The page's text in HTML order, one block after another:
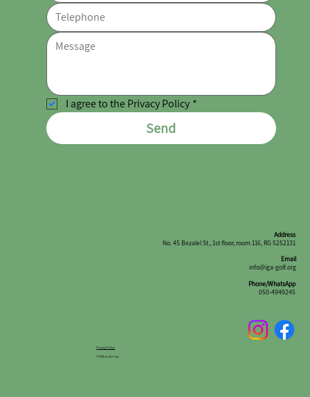
I agree to the Privacy Policy *
Send
Address
No. 45 Bezalel St., 1st floor, room 116, RG 5252131
Email
info@iga-golf.org
Phone/WhatsApp
050-4949245
Privacy Policy
© 2025 by Art-Up